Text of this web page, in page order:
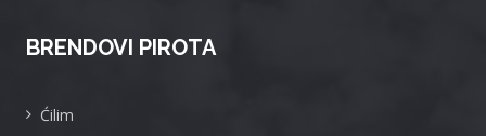
BRENDOVI PIROTA
Ćilim